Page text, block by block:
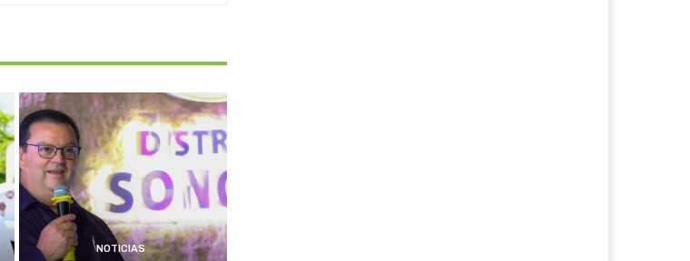
NOTICIAS